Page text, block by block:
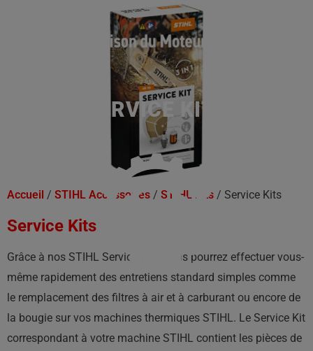
SERVICE KITS
Accueil / STIHL Accessoires / STIHL Kits / Service Kits
Service Kits
Grâce à nos STIHL Service Kits, vous pourrez effectuer vous-
même rapidement des entretiens standard simples comme
le remplacement des filtres à air et à carburant ou encore de
la bougie sur vos machines thermiques STIHL. Le Service Kit
correspondant à votre machine STIHL contient les pièces de